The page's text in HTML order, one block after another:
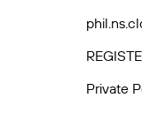
Private